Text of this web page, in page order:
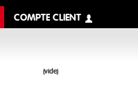
COMPTE CLIENT
(vide)